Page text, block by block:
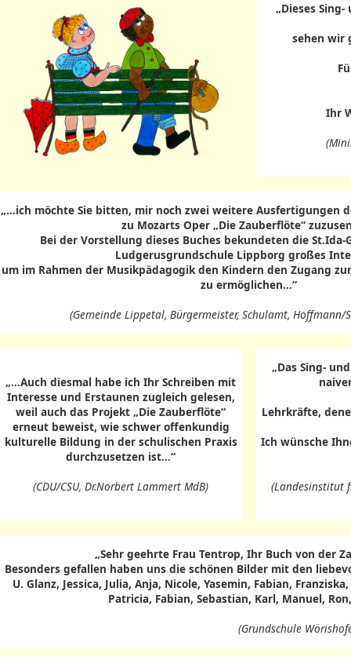
„Dieses
sehen wir
Ihr
„…ich möchte Sie bitten, mir noch zwei weitere Ausfertigungen
zu Mozarts Oper „Die Zauberflöte“
Bei der Vorstellung dieses Buches bekundeten die
Ludgerusgrundschule Lippborg großes
um im Rahmen der Musikpädagogik den Kindern den Zugang
zu ermöglichen…“
(Gemeinde Lippetal, Bürgermeister, Schulamt, Hoffmann/
„…Auch diesmal habe ich Ihr Schreiben mit
Interesse und Erstaunen zugleich gelesen,
weil auch das Projekt „Die Zauberflöte“
erneut beweist, wie schwer offenkundig
kulturelle Bildung in der schulischen Praxis
durchzusetzen ist…“
(CDU/CSU, Dr.Norbert Lammert MdB)
„Das Sing-
Lehrkräfte,
Ich wünsche
(Landesinstitut
„Sehr geehrte Frau Tentrop, Ihr Buch von der
Besonders gefallen haben uns die schönen Bilder mit den
U. Glanz, Jessica, Julia, Anja, Nicole, Yasemin, Fabian,
Patricia, Fabian, Sebastian, Karl, Manuel,
(Grundschule